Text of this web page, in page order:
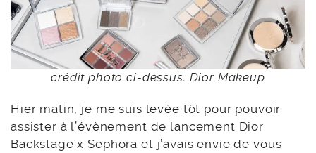
crédit photo ci-dessus: Dior Makeup
Hier matin, je me suis levée tôt pour pouvoir
assister à l’évènement de lancement Dior
Backstage x Sephora et j’avais envie de vous